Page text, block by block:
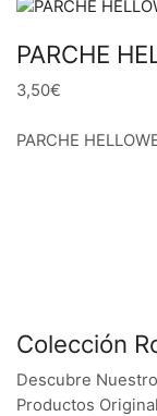
PARCHE
3,50€
PARCHE
Colección
Descubre
Productos